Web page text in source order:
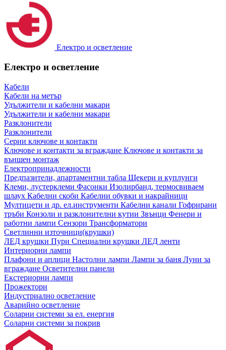
Електро и осветление
Електро и осветление
Кабели
Кабели на метър
Удължители и кабелни макари
Удължители и кабелни макари
Разклонители
Разклонители
Серии ключове и контакти
Ключове и контакти за вграждане Ключове и контакти за
външен монтаж
Електропринадлежности
Предпазители, апартаментни табла Щекери и куплунги
Клеми, лустерклеми Фасонки Изолирбанд, термосвиваем
шлаух Кабелни скоби Кабелни обувки и накрайници
Мултицети и др. ел.инструменти Кабелни канали Гофрирани
тръби Конзоли и разклонителни кутии Звънци Фенери и
работни лампи Сензори Трансформатори
Светлинни източници(крушки)
ЛЕД крушки Пури Специални крушки ЛЕД ленти
Интериорни лампи
Плафони и аплици Настолни лампи Лампи за баня Луни за
вграждане Осветителни панели
Екстериорни лампи
Прожектори
Индустриално осветление
Аварийно осветление
Соларни системи за ел. енергия
Соларни системи за покрив